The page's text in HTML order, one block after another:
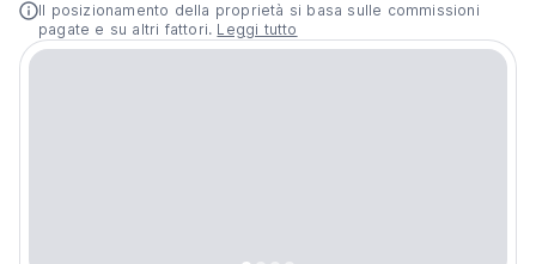
Il posizionamento della proprietà si basa sulle commissioni
pagate e su altri fattori. Leggi tutto